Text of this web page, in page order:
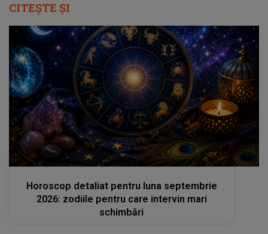
CITEȘTE ȘI
femeia.ro
Horoscop detaliat pentru luna septembrie
2026: zodiile pentru care intervin mari
schimbări